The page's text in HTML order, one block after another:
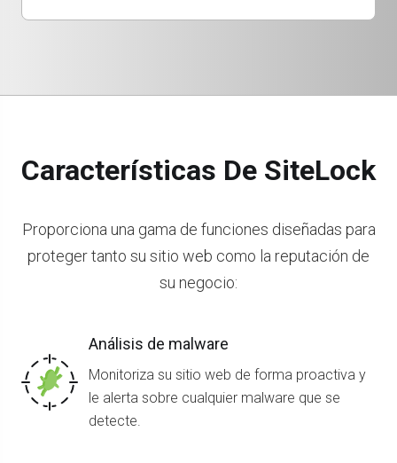
Características De SiteLock
Proporciona una gama de funciones diseñadas para
proteger tanto su sitio web como la reputación de
su negocio:
Análisis de malware
Monitoriza su sitio web de forma proactiva y
le alerta sobre cualquier malware que se
detecte.